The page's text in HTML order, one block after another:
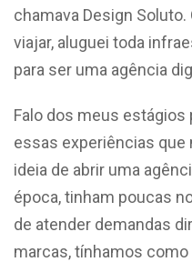
chamava Design
viajar, aluguei toda
para ser uma agência
Falo dos meus
essas experiências que
ideia de abrir uma
época, tinham poucas
de atender demandas
marcas, tínhamos